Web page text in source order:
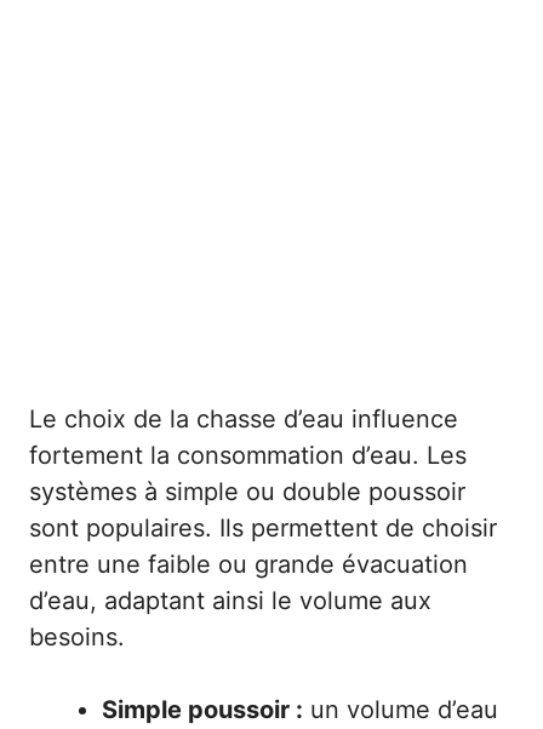
Le choix de la chasse d’eau influence
fortement la consommation d’eau. Les
systèmes à simple ou double poussoir
sont populaires. Ils permettent de choisir
entre une faible ou grande évacuation
d’eau, adaptant ainsi le volume aux
besoins.
Simple poussoir : un volume d’eau